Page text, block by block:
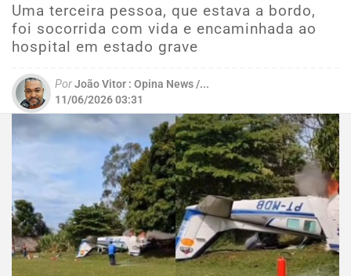
Uma terceira pessoa, que estava a bordo,
foi socorrida com vida e encaminhada ao
hospital em estado grave
PorJoão Vitor : Opina News /...
11/06/2026 03:31